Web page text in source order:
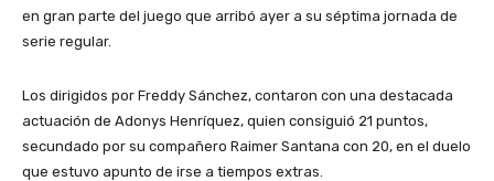
en gran parte del juego que arribó ayer a su séptima jornada de
serie regular.
Los dirigidos por Freddy Sánchez, contaron con una destacada
actuación de Adonys Henríquez, quien consiguió 21 puntos,
secundado por su compañero Raimer Santana con 20, en el duelo
que estuvo apunto de irse a tiempos extras.